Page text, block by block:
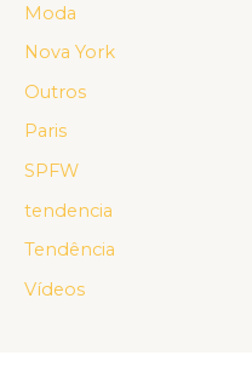
Moda
Nova York
Outros
Paris
SPFW
tendencia
Tendência
Vídeos